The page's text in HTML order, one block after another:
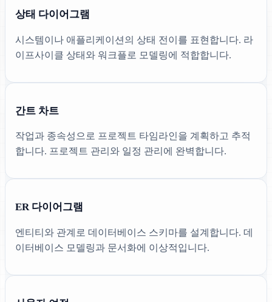
상태 다이어그램
시스템이나 애플리케이션의 상태 전이를 표현합니다. 라
이프사이클 상태와 워크플로 모델링에 적합합니다.
간트 차트
작업과 종속성으로 프로젝트 타임라인을 계획하고 추적
합니다. 프로젝트 관리와 일정 관리에 완벽합니다.
ER 다이어그램
엔티티와 관계로 데이터베이스 스키마를 설계합니다. 데
이터베이스 모델링과 문서화에 이상적입니다.